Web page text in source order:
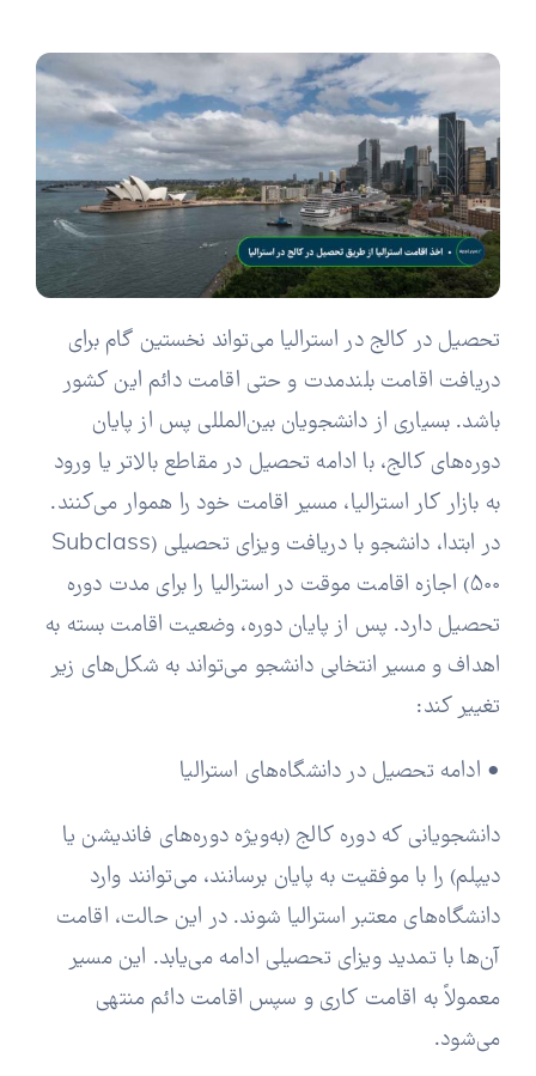
تحصیل در کالج در استرالیا می‌تواند نخستین گام برای
دریافت اقامت بلندمدت و حتی اقامت دائم این کشور
باشد. بسیاری از دانشجویان بین‌المللی پس از پایان
دوره‌های کالج، با ادامه تحصیل در مقاطع بالاتر یا ورود
به بازار کار استرالیا، مسیر اقامت خود را هموار می‌کنند.
در ابتدا، دانشجو با دریافت ویزای تحصیلی (Subclass
500) اجازه اقامت موقت در استرالیا را برای مدت دوره
تحصیل دارد. پس از پایان دوره، وضعیت اقامت بسته به
اهداف و مسیر انتخابی دانشجو می‌تواند به شکل‌های زیر
تغییر کند:
• ادامه تحصیل در دانشگاه‌های استرالیا
دانشجویانی که دوره کالج (به‌ویژه دوره‌های فاندیشن یا
دیپلم) را با موفقیت به پایان برسانند، می‌توانند وارد
دانشگاه‌های معتبر استرالیا شوند. در این حالت، اقامت
آن‌ها با تمدید ویزای تحصیلی ادامه می‌یابد. این مسیر
معمولاً به اقامت کاری و سپس اقامت دائم منتهی
می‌شود.